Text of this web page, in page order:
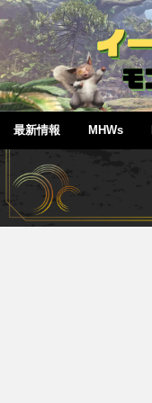
最新情報 MHWs